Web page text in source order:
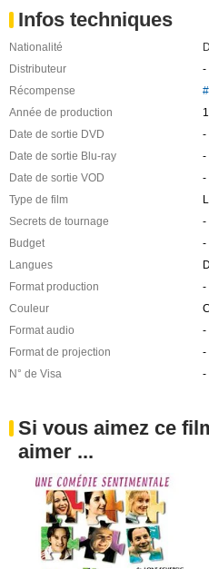
Infos techniques
Nationalité
Distributeur
-
Récompense
Année de production
Date de sortie DVD
-
Date de sortie Blu-ray
-
Date de sortie VOD
-
Type de film
Secrets de tournage
-
Budget
-
Langues
Format production
-
Couleur
Format audio
-
Format de projection
-
N° de Visa
-
Si vous aimez ce
aimer ...